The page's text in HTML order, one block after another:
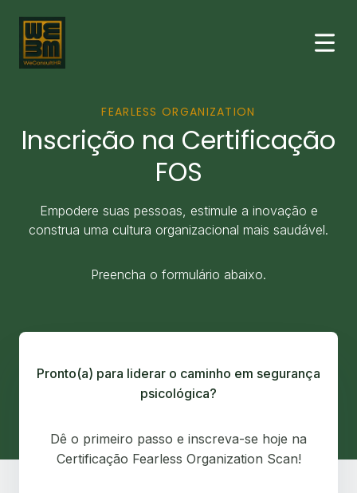
FEARLESS ORGANIZATION
Inscrição na Certificação
FOS
Empodere suas pessoas, estimule a inovação e
construa uma cultura organizacional mais saudável.
Preencha o formulário abaixo.
Pronto(a) para liderar o caminho em segurança
psicológica?
Dê o primeiro passo e inscreva-se hoje na
Certificação Fearless Organization Scan!